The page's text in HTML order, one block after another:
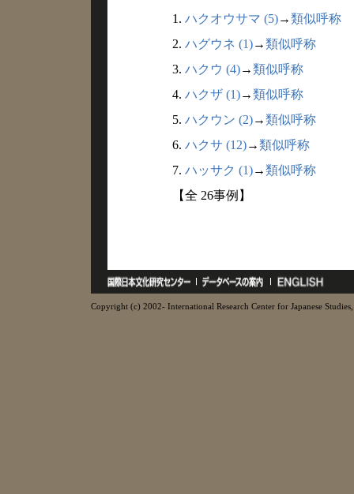
1. ハクオウサマ (5)→類似呼称
2. ハグウネ (1)→類似呼称
3. ハクウ (4)→類似呼称
4. ハクザ (1)→類似呼称
5. ハクウン (2)→類似呼称
6. ハクサ (12)→類似呼称
7. ハッサク (1)→類似呼称
【全 26事例】
Copyright (c) 2002- International Research Center for Japanese